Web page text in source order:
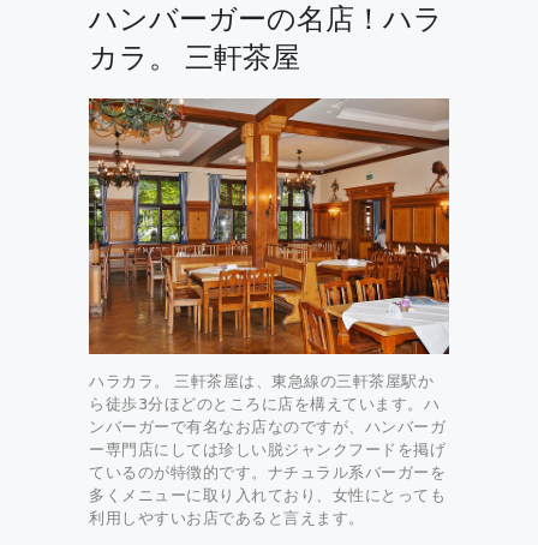
ハンバーガーの名店！ハラ
カラ。 三軒茶屋
ハラカラ。 三軒茶屋は、東急線の三軒茶屋駅か
ら徒歩3分ほどのところに店を構えています。ハ
ンバーガーで有名なお店なのですが、ハンバーガ
ー専門店にしては珍しい脱ジャンクフードを掲げ
ているのが特徴的です。ナチュラル系バーガーを
多くメニューに取り入れており、女性にとっても
利用しやすいお店であると言えます。